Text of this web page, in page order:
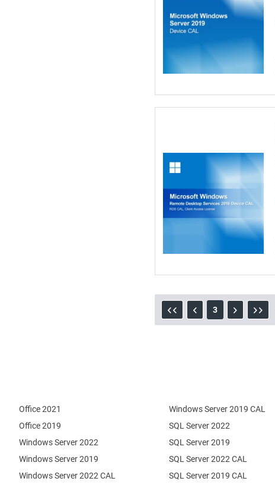
3
Office 2021
Office 2019
Windows Server 2022
Windows Server 2019
SQL Server 2022
SQL Server 2019
Windows Server 2022 CAL
Windows Server 2019 CAL
SQL Server 2022 CAL
SQL Server 2019 CAL